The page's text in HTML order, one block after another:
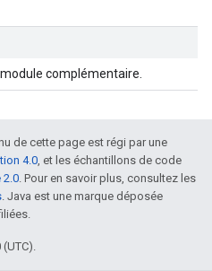
complémentaire.
de cette page est régi par une
4.0, et les échantillons de code
2.0. Pour en savoir plus, consultez les
. Java est une marque déposée